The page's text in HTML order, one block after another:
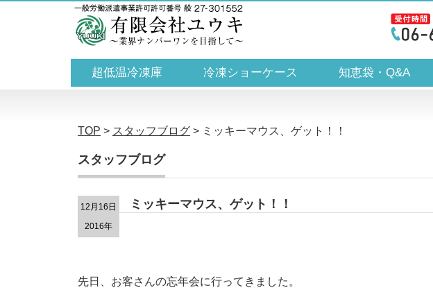
超低温冷凍庫 冷凍ショーケース 知恵袋・Q&A
TOP > スタッフブログ > ミッキーマウス、ゲット！！
スタッフブログ
12月16日
2016年
ミッキーマウス、ゲット！！
先日、お客さんの忘年会に行ってきました。